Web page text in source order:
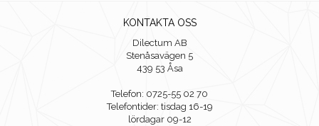
KONTAKTA OSS
Dilectum AB
Stenåsavägen 5
439 53 Åsa
Telefon: 0725-55 02 70
Telefontider: tisdag 16-19
lördagar 09-12